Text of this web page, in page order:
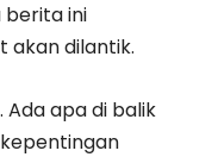
berita ini
akan dilantik.
apa di balik